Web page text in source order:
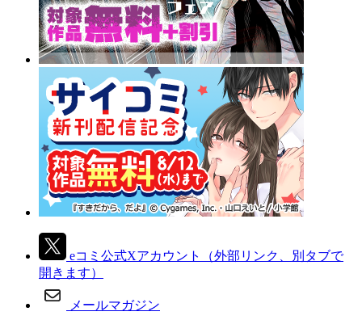
eコミ公式Xアカウント
（外部リンク、別タブで
開きます）
メールマガジン